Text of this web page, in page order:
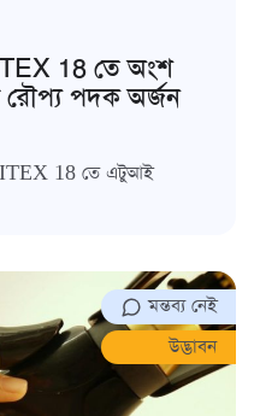
18 তে অংশ
রৌপ্য পদক অর্জন
ITEX 18 তে এটুআই
মন্তব্য নেই
উদ্ভাবন